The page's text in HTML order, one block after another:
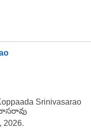
Srinivasarao
2026.